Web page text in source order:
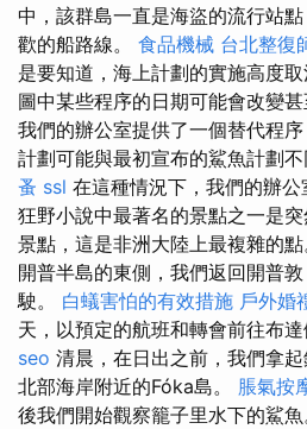
中，該群島一直是海盜的流行站
歡的船路線。 食品機械 台北整復
是要知道，海上計劃的實施高度
圖中某些程序的日期可能會改變甚
我們的辦公室提供了一個替代程
計劃可能與最初宣布的鯊魚計劃不
蚤 ssl 在這種情況下，我們的辦
狂野小說中最著名的景點之一是
景點，這是非洲大陸上最複雜的點
開普半島的東側，我們返回開普
駛。 白蟻害怕的有效措施 戶外婚
天，以預定的航班和轉會前往布達
seo 清晨，在日出之前，我們拿
北部海岸附近的Fóka島。 脹氣按
後我們開始觀察籠子里水下的鯊魚